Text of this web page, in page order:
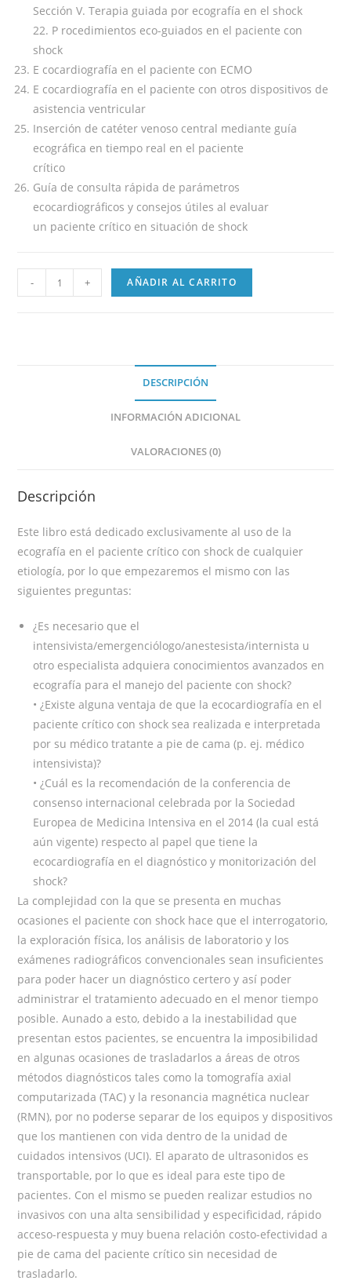
Sección V. Terapia guiada por ecografía en el shock
22. P rocedimientos eco-guiados en el paciente con
shock
E cocardiografía en el paciente con ECMO
E cocardiografía en el paciente con otros dispositivos de
asistencia ventricular
Inserción de catéter venoso central mediante guía
ecográfica en tiempo real en el paciente
crítico
Guía de consulta rápida de parámetros
ecocardiográficos y consejos útiles al evaluar
un paciente crítico en situación de shock
- + AÑADIR AL CARRITO
DESCRIPCIÓN
INFORMACIÓN ADICIONAL
VALORACIONES (0)
Descripción
Este libro está dedicado exclusivamente al uso de la
ecografía en el paciente crítico con shock de cualquier
etiología, por lo que empezaremos el mismo con las
siguientes preguntas:
¿Es necesario que el
intensivista/emergenciólogo/anestesista/internista u
otro especialista adquiera conocimientos avanzados en
ecografía para el manejo del paciente con shock?
• ¿Existe alguna ventaja de que la ecocardiografía en el
paciente crítico con shock sea realizada e interpretada
por su médico tratante a pie de cama (p. ej. médico
intensivista)?
• ¿Cuál es la recomendación de la conferencia de
consenso internacional celebrada por la Sociedad
Europea de Medicina Intensiva en el 2014 (la cual está
aún vigente) respecto al papel que tiene la
ecocardiografía en el diagnóstico y monitorización del
shock?
La complejidad con la que se presenta en muchas
ocasiones el paciente con shock hace que el interrogatorio,
la exploración física, los análisis de laboratorio y los
exámenes radiográficos convencionales sean insuficientes
para poder hacer un diagnóstico certero y así poder
administrar el tratamiento adecuado en el menor tiempo
posible. Aunado a esto, debido a la inestabilidad que
presentan estos pacientes, se encuentra la imposibilidad
en algunas ocasiones de trasladarlos a áreas de otros
métodos diagnósticos tales como la tomografía axial
computarizada (TAC) y la resonancia magnética nuclear
(RMN), por no poderse separar de los equipos y dispositivos
que los mantienen con vida dentro de la unidad de
cuidados intensivos (UCI). El aparato de ultrasonidos es
transportable, por lo que es ideal para este tipo de
pacientes. Con el mismo se pueden realizar estudios no
invasivos con una alta sensibilidad y especificidad, rápido
acceso-respuesta y muy buena relación costo-efectividad a
pie de cama del paciente crítico sin necesidad de
trasladarlo.